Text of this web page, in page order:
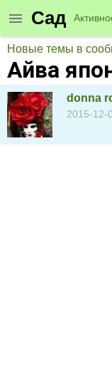
Сад
Новые темы в
Айва
donna
2015-12-